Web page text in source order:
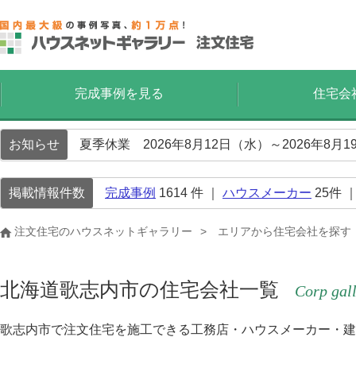
完成事例を見る 住宅会
お知らせ 夏季休業 2026年8月12日（水）～2026年8月
掲載情報件数 完成事例 1614 件 ｜ ハウスメーカー 25件
注文住宅のハウスネットギャラリー エリアから住宅会社を探す
北海道歌志内市の住宅会社一覧 Corp
歌志内市で注文住宅を施工できる工務店・ハウスメーカー・